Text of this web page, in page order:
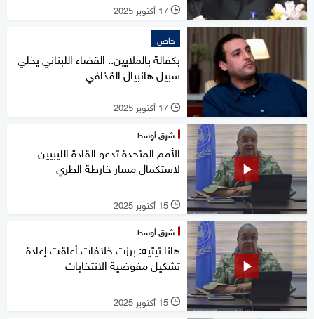
l 17 أكتوبر 2025
خاص
بكفالة بالملايين.. القضاء اللبناني يخلي
سبيل هانبيال القذافي
l 17 أكتوبر 2025
شرق أوسط
الأمم المتحدة تدعو القادة الليبيين
لاستكمال مسار خارطة الطري
l 15 أكتوبر 2025
شرق أوسط
هانا تيتيه: برزت خلافات أعاقت إعادة
تشكيل مفوضية الانتخابات
l 15 أكتوبر 2025